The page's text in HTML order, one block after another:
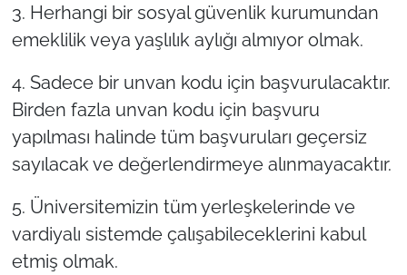
3. Herhangi bir sosyal güvenlik kurumundan
emeklilik veya yaşlılık aylığı almıyor olmak.
4. Sadece bir unvan kodu için başvurulacaktır.
Birden fazla unvan kodu için başvuru
yapılması halinde tüm başvuruları geçersiz
sayılacak ve değerlendirmeye alınmayacaktır.
5. Üniversitemizin tüm yerleşkelerinde ve
vardiyalı sistemde çalışabileceklerini kabul
etmiş olmak.